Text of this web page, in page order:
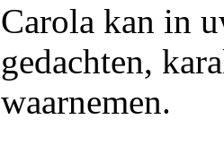
Carola kan in
gedachten,
waarnemen.